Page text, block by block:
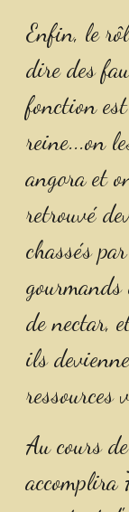
Enfin, le
dire des
fonction
reine...on
angora et
retrouvé
chassés
de nectar,
ils
ressources
Au cours